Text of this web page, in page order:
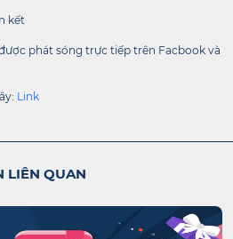
kết
phát sóng trực tiếp trên Facbook và
Link
LIÊN QUAN